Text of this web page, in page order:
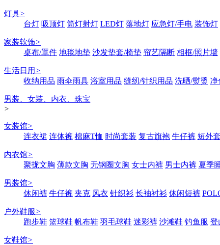
灯具>
台灯 吸顶灯 筒灯射灯 LED灯 落地灯 应急灯/手电 装饰灯
家装软饰>
桌布/罩件 地毯地垫 沙发垫套/椅垫 帘艺隔断 相框/照片墙
生活日用 >
收纳用品 雨伞雨具 浴室用品 缝纫/针织用品 洗晒/熨烫 净
男装、女装、内衣、珠宝
>
女装馆>
连衣裙 连体裤 棉麻T恤 时尚套装 复古旗袍 牛仔裤 短外
内衣馆>
聚拢文胸 薄款文胸 无钢圈文胸 女士内裤 男士内裤 夏季
男装馆>
休闲裤 牛仔裤 夹克 风衣 针织衫 长袖衬衫 休闲短裤
户外鞋服>
跑步鞋 篮球鞋 帆布鞋 羽毛球鞋 迷彩裤 沙滩鞋 钓鱼服 登
女鞋馆>